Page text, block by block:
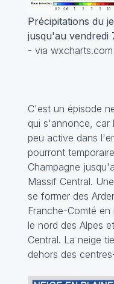
Précipitations du
jusqu'au vendredi
- via wxcharts.com
C'est un épisode
qui s'annonce, car
peu active dans
pourront
Champagne
Massif Central.
se former des
Franche-Comté en
le nord des Alpes
Central. La neige
dehors des